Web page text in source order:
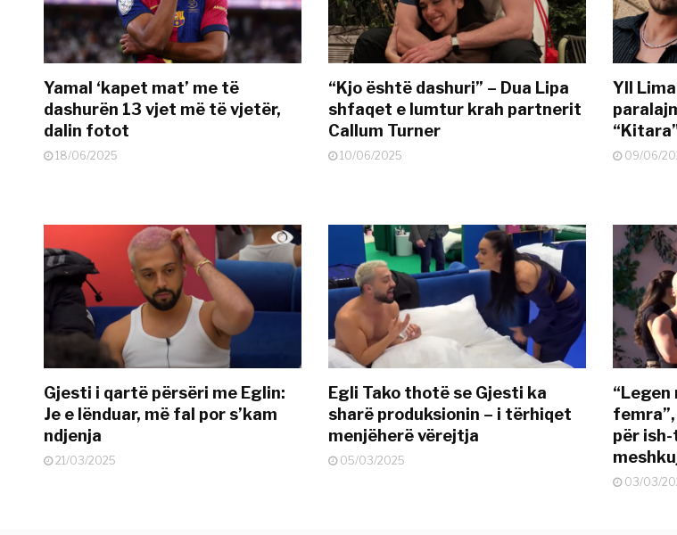
Yamal ‘kapet mat’ me të
dashurën 13 vjet më të vjetër,
dalin fotot
18/06/2025
“Kjo është dashuri” – Dua Lipa
shfaqet e lumtur krah partnerit
Callum Turner
10/06/2025
Yll
09/06/
Gjesti i qartë përsëri me Eglin:
Je e lënduar, më fal por s’kam
ndjenja
21/03/2025
Egli Tako thotë se Gjesti ka
sharë produksionin – i tërhiqet
menjëherë vërejtja
05/03/2025
për
03/03/